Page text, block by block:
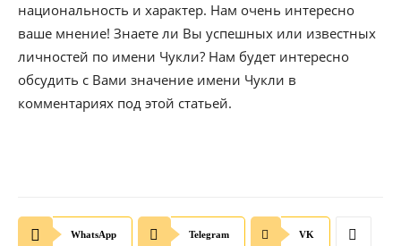
национальность и характер. Нам очень интересно
ваше мнение! Знаете ли Вы успешных или известных
личностей по имени Чукли? Нам будет интересно
обсудить с Вами значение имени Чукли в
комментариях под этой статьей.
WhatsApp Telegram VK